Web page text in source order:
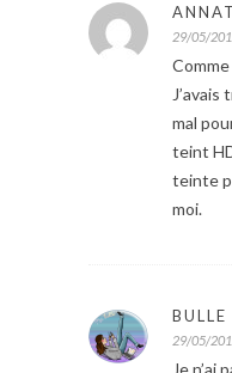
29/05/
mal
teint
teinte
moi.
BULLE
29/05/
Je n’ai